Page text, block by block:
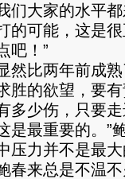
们大家的水平
的可能，这是
吧！”
比两年前成熟
胜的欲望，要
多少伤，只要
是最重要的。”
压力并不是最
来总是不温不